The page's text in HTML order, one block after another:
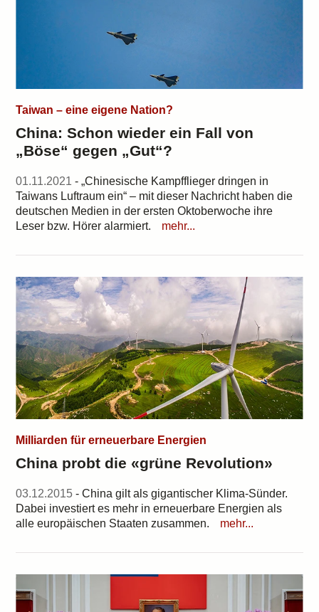
Taiwan – eine eigene Nation?
China: Schon wieder ein Fall von
„Böse“ gegen „Gut“?
01.11.2021 - „Chinesische Kampfflieger dringen in
Taiwans Luftraum ein“ – mit dieser Nachricht haben die
deutschen Medien in der ersten Oktoberwoche ihre
Leser bzw. Hörer alarmiert.
mehr...
Milliarden für erneuerbare Energien
China probt die «grüne Revolution»
03.12.2015 - China gilt als gigantischer Klima-Sünder.
Dabei investiert es mehr in erneuerbare Energien als
alle europäischen Staaten zusammen.
mehr...